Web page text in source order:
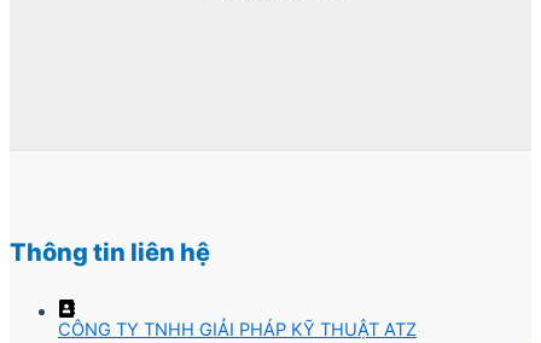
Thông tin liên hệ
CÔNG TY TNHH GIẢI PHÁP KỸ THUẬT ATZ